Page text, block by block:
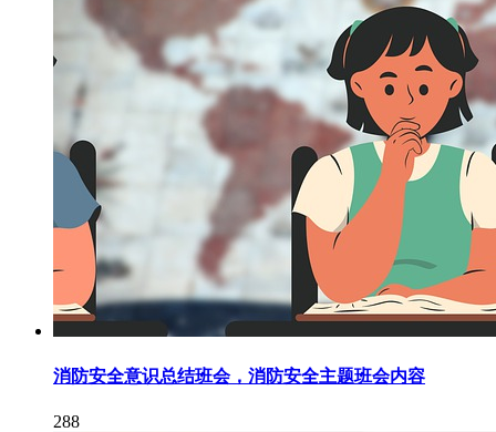
消防安全意识总结班会，消防安全主题班会内容
288